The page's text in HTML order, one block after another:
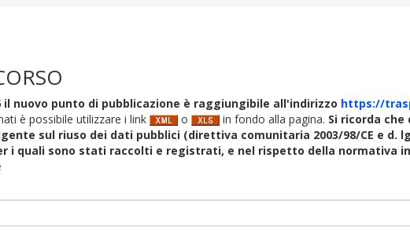
il nuovo punto di pubblicazione è raggiungibile all'indirizzo https://
è possibile utilizzare i link
o in fondo alla pagina. Si ricorda
sul riuso dei dati pubblici (direttiva comunitaria 2003/98/CE e d.
i quali sono stati raccolti e registrati, e nel rispetto della normativa